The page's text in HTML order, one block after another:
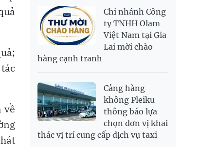
về
NOK
RUB
307.79
340.71
SAR
6,944.19
7,243.07
2,709.1
2,823.98
SGD
USD
26,010 26,040 26,420
PNJ 138,500,000142,500,000
Chi nhánh Công
ty TNHH Olam
Việt Nam tại Gia
Lai mời chào
hàng cạnh tranh
Cảng hàng
không Pleiku
thông báo lựa
chọn đơn vị khai
thác vị trí cung cấp dịch vụ taxi